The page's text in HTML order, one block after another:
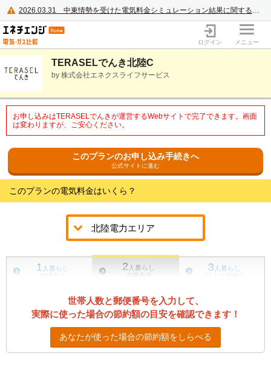
2026.03.31 中東情勢を受けた電気料金シミュレーション結果に関するご案内
電力・ガス比較サイト エネチェンジ
ログイン メニュー
TERASELでんき北陸C
by 株式会社エネクスライフサービス
お申し込みはTERASELでんきが運営するWebサイトで完了できます。画面
は変わりますが、ご安心ください。
このプランのお申し込み手続きへ
公式サイトに進む
このプランの電気料金はいくら？
1 人暮らし
の場合
2 人暮らし
の場合
※
3 人暮らし
以上の場合
世帯人数と郵便番号を入力して、
実際に使った場合の節約額の目安を確認できます！
あなたが使った場合の節約額をしらべる